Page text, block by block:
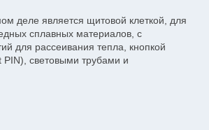
деле является щитовой клеткой, для
сплавных материалов, с
для рассеивания тепла, кнопкой
PIN), световыми трубами и